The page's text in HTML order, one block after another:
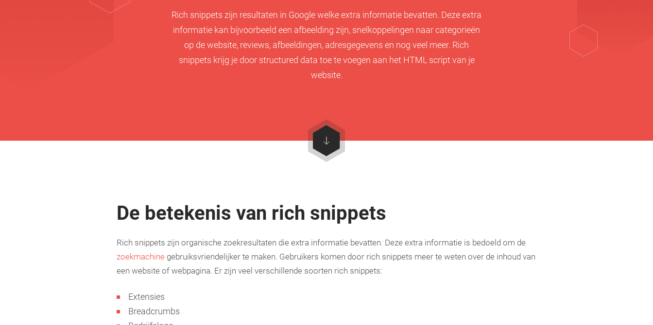
Rich snippets zijn resultaten in Google welke extra informatie bevatten. Deze extra
informatie kan bijvoorbeeld een afbeelding zijn, snelkoppelingen naar categorieën
op de website, reviews, afbeeldingen, adresgegevens en nog veel meer. Rich
snippets krijg je door structured data toe te voegen aan het HTML script van je
website.
De betekenis van rich snippets
Rich snippets zijn organische zoekresultaten die extra informatie bevatten. Deze extra informatie is bedoeld om de
zoekmachine gebruiksvriendelijker te maken. Gebruikers komen door rich snippets meer te weten over de inhoud van
een website of webpagina. Er zijn veel verschillende soorten rich snippets:
Extensies
Breadcrumbs